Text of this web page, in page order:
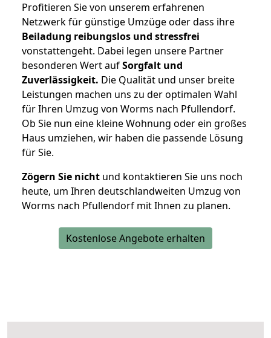
Profitieren Sie von unserem erfahrenen
Netzwerk für günstige Umzüge oder dass ihre
Beiladung reibungslos und stressfrei
vonstattengeht. Dabei legen unsere Partner
besonderen Wert aufSorgfalt und
Zuverlässigkeit. Die Qualität und unser breite
Leistungen machen uns zu der optimalen Wahl
für Ihren Umzug von Worms nach Pfullendorf.
Ob Sie nun eine kleine Wohnung oder ein großes
Haus umziehen, wir haben die passende Lösung
für Sie.
Zögern Sie nicht und kontaktieren Sie uns noch
heute, um Ihren deutschlandweiten Umzug von
Worms nach Pfullendorf mit Ihnen zu planen.
Kostenlose Angebote erhalten